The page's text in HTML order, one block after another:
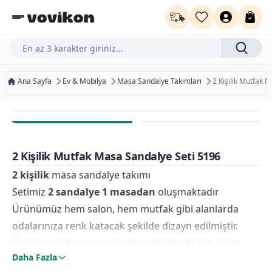
Ürün, kategori veya marka ara...
Ana Sayfa Ev & Mobilya Masa Sandalye Takımları 2 Kişilik Mutfak
Ücretsiz Kargo
Kurumsal Faturaya Uygun
2 Kişilik Mutfak Masa Sandalye Seti 5196
2 kişilik masa sandalye takımı
Setimiz 2 sandalye 1 masadan oluşmaktadır
Ürünümüz hem salon, hem mutfak gibi alanlarda
odalarınıza renk katacak şekilde dizayn edilmiştir.
Ürünümüz demonte olarak gelmektedir kurulumu
basittir.
Daha Fazla